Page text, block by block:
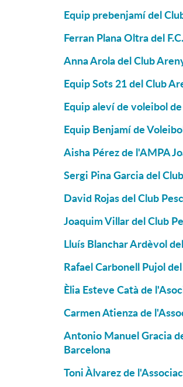
Equip prebenjamí del
Ferran Plana Oltra del
Anna Arola del Club
Equip Sots 21 del Club
Equip aleví de voleibol
Equip Benjamí de
Aisha Pérez de l'AMPA
Sergi Pina Garcia del
David Rojas del Club
Joaquim Villar del Club
Lluís Blanchar Ardèvol
Rafael Carbonell Pujol
Èlia Esteve Catà de
Carmen Atienza de
Antonio Manuel Gracia
Barcelona
Toni Àlvarez de